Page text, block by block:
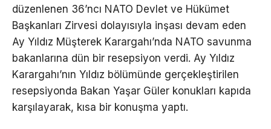
düzenlenen 36’ncı NATO Devlet ve Hükümet
Başkanları Zirvesi dolayısıyla inşası devam eden
Ay Yıldız Müşterek Karargahı’nda NATO savunma
bakanlarına dün bir resepsiyon verdi. Ay Yıldız
Karargahı’nın Yıldız bölümünde gerçekleştirilen
resepsiyonda Bakan Yaşar Güler konukları kapıda
karşılayarak, kısa bir konuşma yaptı.